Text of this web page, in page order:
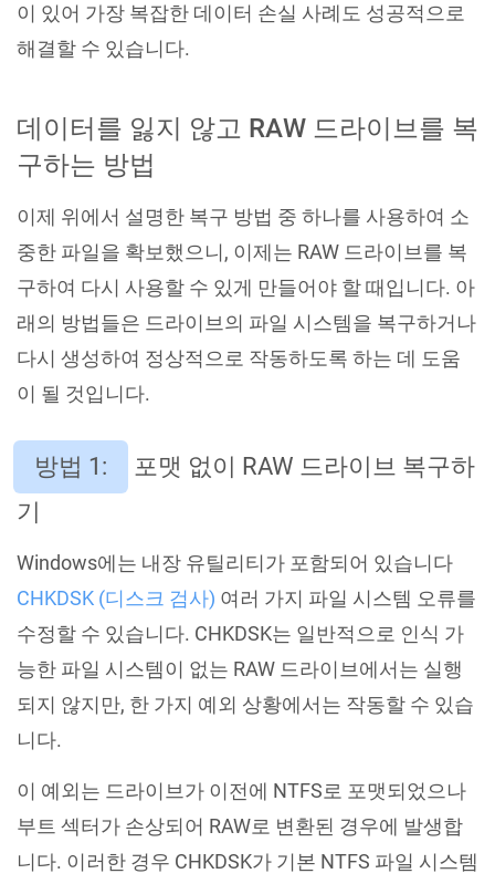
이 있어 가장 복잡한 데이터 손실 사례도 성공적으로
해결할 수 있습니다.
데이터를 잃지 않고 RAW 드라이브를 복
구하는 방법
이제 위에서 설명한 복구 방법 중 하나를 사용하여 소
중한 파일을 확보했으니, 이제는 RAW 드라이브를 복
구하여 다시 사용할 수 있게 만들어야 할 때입니다. 아
래의 방법들은 드라이브의 파일 시스템을 복구하거나
다시 생성하여 정상적으로 작동하도록 하는 데 도움
이 될 것입니다.
방법 1:
포맷 없이 RAW 드라이브 복구하
기
Windows에는 내장 유틸리티가 포함되어 있습니다
CHKDSK (디스크 검사) 여러 가지 파일 시스템 오류를
수정할 수 있습니다. CHKDSK는 일반적으로 인식 가
능한 파일 시스템이 없는 RAW 드라이브에서는 실행
되지 않지만, 한 가지 예외 상황에서는 작동할 수 있습
니다.
이 예외는 드라이브가 이전에 NTFS로 포맷되었으나
부트 섹터가 손상되어 RAW로 변환된 경우에 발생합
니다. 이러한 경우 CHKDSK가 기본 NTFS 파일 시스템